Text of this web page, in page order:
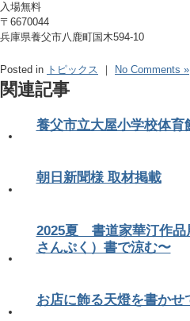
入場無料
〒6670044
兵庫県養父市八鹿町国木594-10
Posted in トピックス ｜ No Comments »
関連記事
養父市立大屋小学校体
朝日新聞様 取材掲載
2025夏 書道家華汀作品
さんぷく）書で涼む〜
お店に飾る天燈を書かせ